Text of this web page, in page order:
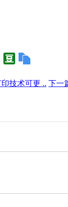
印技术可更 .. 下一